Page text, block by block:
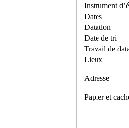
Instrument
Dates
Datation
Date de tri
Travail de
Lieux
Adresse
Papier et